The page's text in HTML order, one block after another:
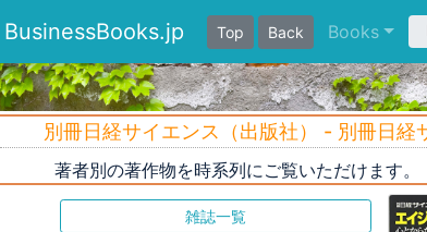
BusinessBooks.jp Top Back Books
別冊日経サイエンス（出版社） - 別冊日
著者別の著作物を時系列にご覧いただけます。
雑誌一覧